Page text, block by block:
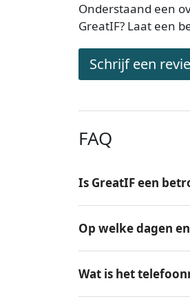
Onderstaand een
GreatIF? Laat een
Schrijf een
FAQ
Is GreatIF een
Op welke dagen
Wat is het